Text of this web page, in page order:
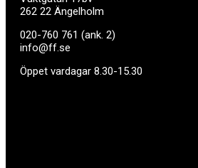
262 22 Ängelholm
020-760 761 (ank. 2)
info@ff.se
Öppet vardagar 8.30-15.30